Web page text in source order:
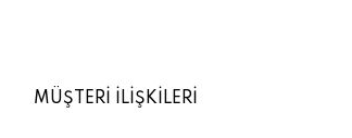
MÜŞTERİ İLİŞKİLERİ